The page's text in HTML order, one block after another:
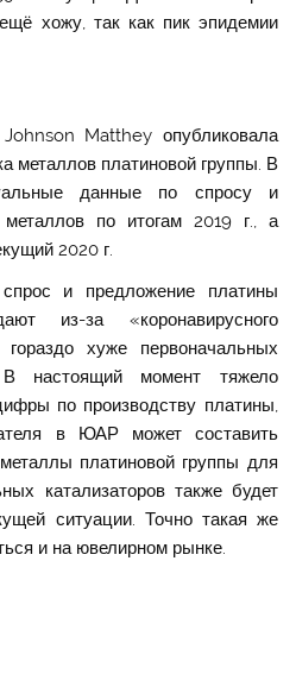
хожу, так как пик эпидемии
Matthey опубликовала
металлов платиновой группы. В
данные по спросу и
по итогам 2019 г., а
2020 г.
и предложение платины
из-за «коронавирусного
хуже первоначальных
В настоящий момент тяжело
по производству платины,
в ЮАР может составить
платиновой группы для
катализаторов также будет
ситуации. Точно такая же
и на ювелирном рынке.